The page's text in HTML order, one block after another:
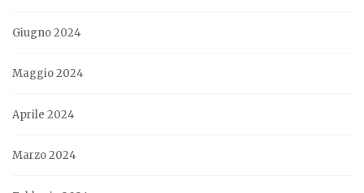
Giugno 2024
Maggio 2024
Aprile 2024
Marzo 2024